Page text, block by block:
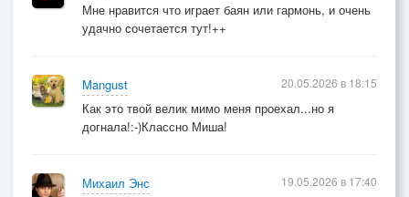
Мне нравится что играет баян или гармонь, и очень
удачно сочетается тут!++
Mangust
Как это твой велик мимо меня проехал...но я
догнала!:-)Классно Миша!
20.05.2026 в 18:15
Михаил Энс
19.05.2026 в 17:40